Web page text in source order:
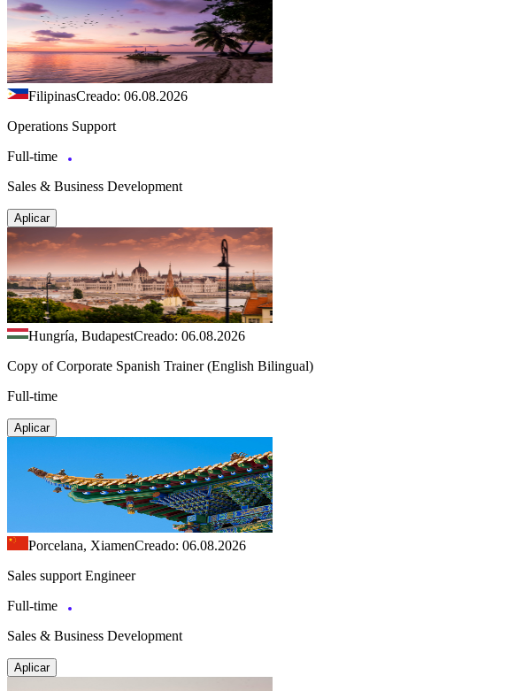
FilipinasCreado: 06.08.2026
Operations Support
Full-time
Sales & Business Development
Aplicar
Hungría, BudapestCreado: 06.08.2026
Copy of Corporate Spanish Trainer (English Bilingual)
Full-time
Aplicar
Porcelana, XiamenCreado: 06.08.2026
Sales support Engineer
Full-time
Sales & Business Development
Aplicar